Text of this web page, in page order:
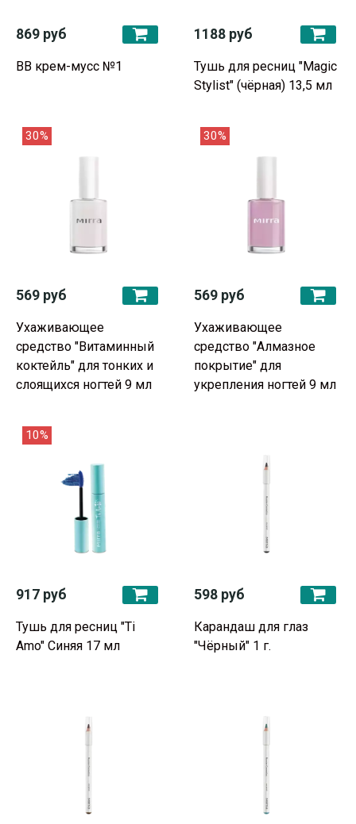
869 руб
BB крем-мусс №1
1188 руб
Тушь для ресниц "Magic
Stylist" (чёрная) 13,5 мл
30%
569 руб
Ухаживающее
средство "Витаминный
коктейль" для тонких и
слоящихся ногтей 9 мл
30%
569 руб
Ухаживающее
средство "Алмазное
покрытие" для
укрепления ногтей 9 мл
10%
917 руб
Тушь для ресниц "Ti
Amo" Синяя 17 мл
598 руб
Карандаш для глаз
"Чёрный" 1 г.